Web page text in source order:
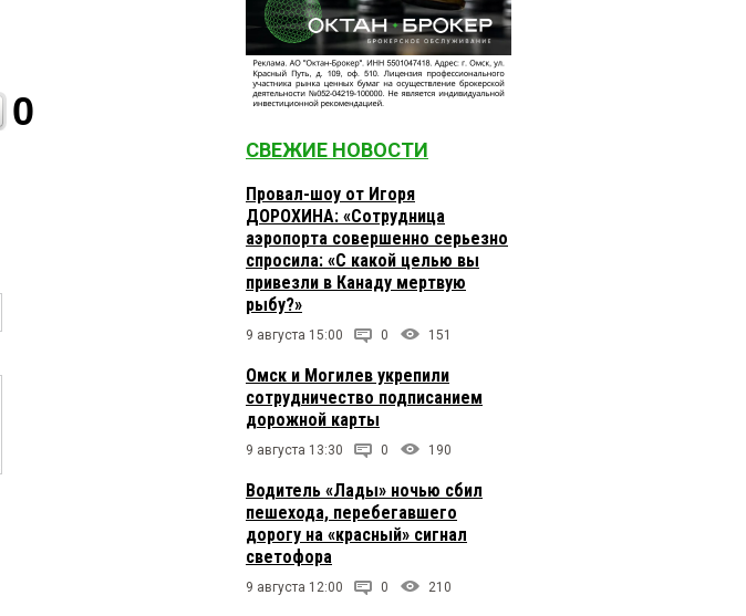
0
СВЕЖИЕ НОВОСТИ
Провал-шоу от Игоря
ДОРОХИНА: «Сотрудница
аэропорта совершенно серьезно
спросила: «С какой целью вы
привезли в Канаду мертвую
рыбу?»
9 августа 15:00 0 151
Омск и Могилев укрепили
сотрудничество подписанием
дорожной карты
9 августа 13:30 0 190
Водитель «Лады» ночью сбил
пешехода, перебегавшего
дорогу на «красный» сигнал
светофора
9 августа 12:00 0 210